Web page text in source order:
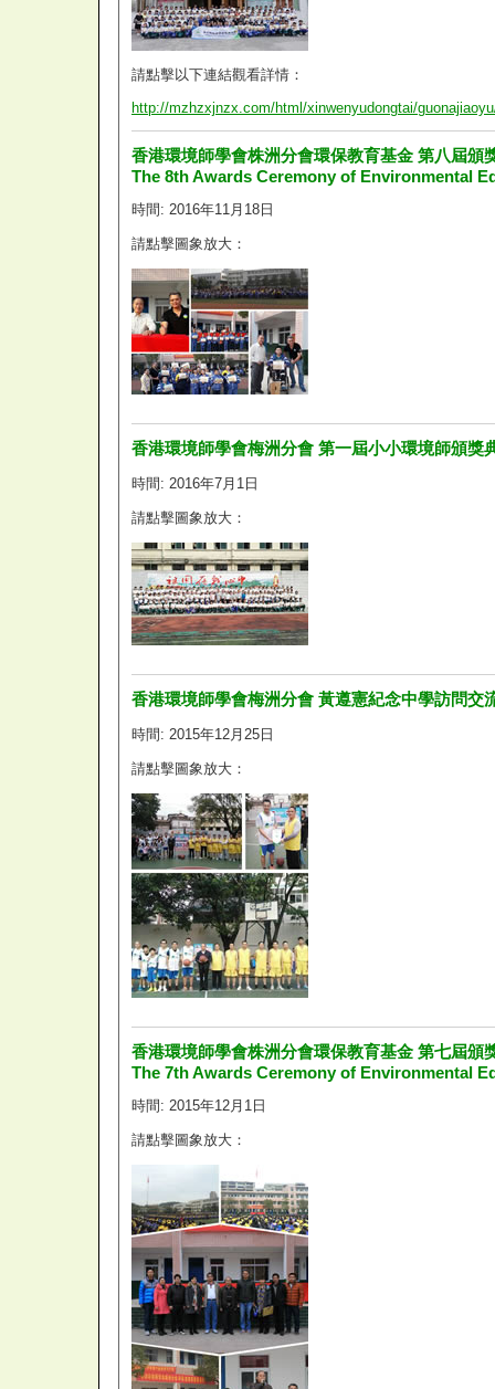
請點擊以下連結觀看詳情：
http://mzhzxjnzx.com/html/xinwenyudongtai/
香港環境師學會株洲分會環保教育基金 第八屆頒
The 8th Awards Ceremony of Environmental
時間: 2016年11月18日
請點擊圖象放大：
香港環境師學會梅洲分會 第一屆小小環境師頒獎
時間: 2016年7月1日
請點擊圖象放大：
香港環境師學會梅洲分會 黃遵憲紀念中學訪問交
時間: 2015年12月25日
請點擊圖象放大：
香港環境師學會株洲分會環保教育基金 第七屆頒
The 7th Awards Ceremony of Environmental
時間: 2015年12月1日
請點擊圖象放大：